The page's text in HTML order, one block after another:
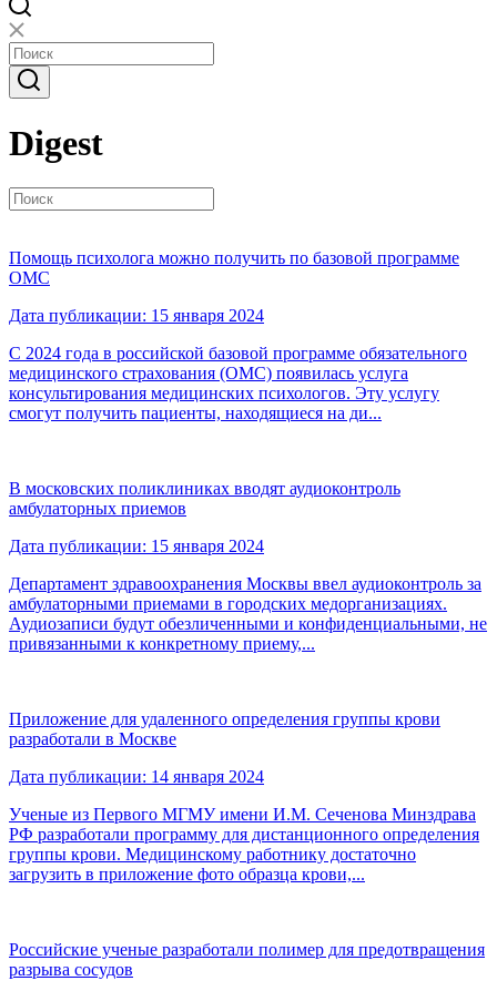
Digest
Помощь психолога можно получить по базовой программе
ОМС
Дата публикации: 15 января 2024
С 2024 года в российской базовой программе обязательного
медицинского страхования (ОМС) появилась услуга
консультирования медицинских психологов. Эту услугу
смогут получить пациенты, находящиеся на ди...
В московских поликлиниках вводят аудиоконтроль
амбулаторных приемов
Дата публикации: 15 января 2024
Департамент здравоохранения Москвы ввел аудиоконтроль за
амбулаторными приемами в городских медорганизациях.
Аудиозаписи будут обезличенными и конфиденциальными, не
привязанными к конкретному приему,...
Приложение для удаленного определения группы крови
разработали в Москве
Дата публикации: 14 января 2024
Ученые из Первого МГМУ имени И.М. Сеченова Минздрава
РФ разработали программу для дистанционного определения
группы крови. Медицинскому работнику достаточно
загрузить в приложение фото образца крови,...
Российские ученые разработали полимер для предотвращения
разрыва сосудов